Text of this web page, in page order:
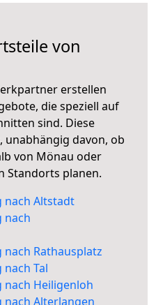
von
erstellen
die speziell auf
sind. Diese
unabhängig davon, ob
von Mönau oder
Standorts planen.
nach Altstadt
nach
Rathausplatz
Tal
Heiligenloh
Alterlangen